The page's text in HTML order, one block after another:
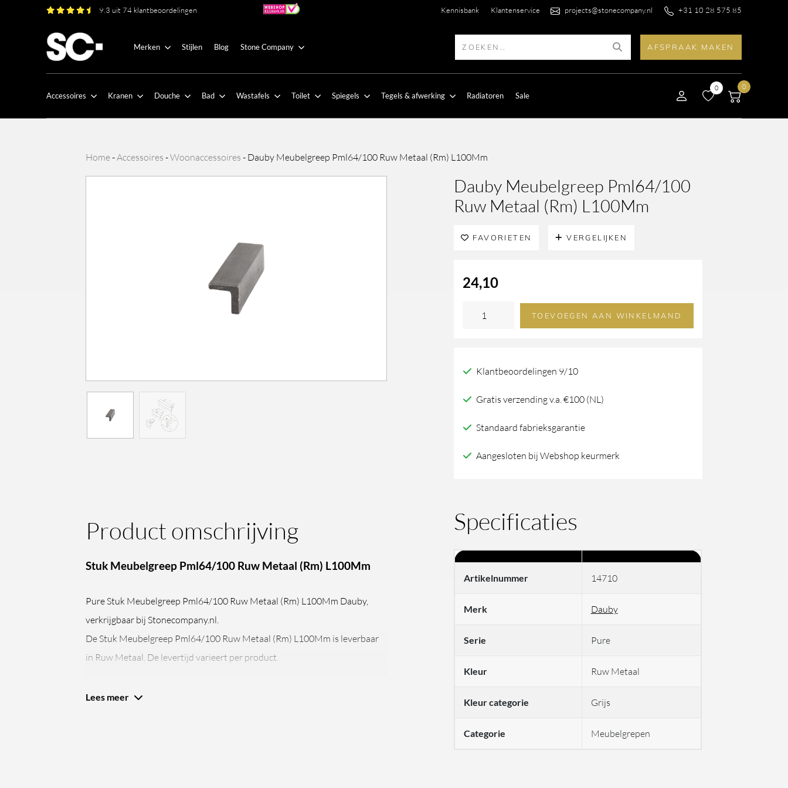
9.3 uit 74 klantbeoordelingen Kennisbank Klantenservice projects@stonecompany.nl +31 10 28 575 85
Merken Stijlen Blog Stone Company AFSPRAAK MAKEN
Accessoires Kranen Douche Bad Wastafels Toilet Spiegels Tegels & afwerking Radiatoren Sale
0 0
Home-Accessoires -Woonaccessoires - Dauby Meubelgreep Pml64/100 Ruw Metaal (Rm) L100Mm
Dauby Meubelgreep Pml64/100
Ruw Metaal (Rm) L100Mm
FAVORIETEN VERGELIJKEN
24,10
Dauby
Ruw
(Rm)
L100Mm
TOEVOEGEN AAN WINKELMAND
Klantbeoordelingen 9/10
Gratis verzending v.a. €100 (NL)
Standaard fabrieksgarantie
Aangesloten bij Webshop keurmerk
Product omschrijving
Stuk Meubelgreep Pml64/100 Ruw Metaal (Rm) L100Mm
Pure Stuk Meubelgreep Pml64/100 Ruw Metaal (Rm) L100Mm Dauby,
verkrijgbaar bij Stonecompany.nl.
De Stuk Meubelgreep Pml64/100 Ruw Metaal (Rm) L100Mm is leverbaar
in Ruw Metaal. De levertijd varieert per product.
Lees meer
Specificaties
Artikelnummer 14710
Merk Dauby
Serie Pure
Kleur Ruw Metaal
Kleur categorie Grijs
Categorie Meubelgrepen